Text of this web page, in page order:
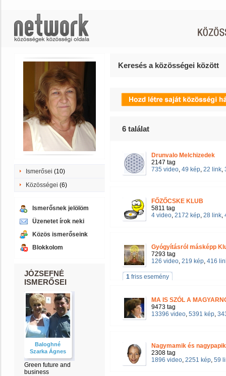
Ismerősei (10)
Közösségei (6)
Ismerősnek jelölöm
Üzenetet írok neki
Közös ismerőseink
Blokkolom
JÓZSEFNÉ
ISMERŐSEI
Baloghné
Szarka Ágnes
Green future and
business
Keresés a közösségei között
6 találat
Drunvalo Melchizedek
2147 tag
735 video, 49 kép, 22 link,
FŐZŐCSKE KLUB
5811 tag
4 video, 2172 kép, 28 link,
Gyógyításról másképp
7293 tag
126 video, 219 kép, 416
1 friss esemény
MA IS SZÓL A
9473 tag
13396 video, 5391 kép,
Nagymamik és
2308 tag
1896 video, 2251 kép, 59